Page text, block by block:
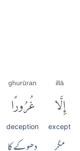
illā
إِلَّا
except
ghurūran
غُرُورًا
deception